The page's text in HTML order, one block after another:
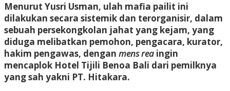
Menurut Yusri Usman, ulah mafia pailit ini
dilakukan secara sistemik dan terorganisir, dalam
sebuah persekongkolan jahat yang kejam, yang
diduga melibatkan pemohon, pengacara, kurator,
hakim pengawas, dengan mens rea ingin
mencaplok Hotel Tijili Benoa Bali dari pemilknya
yang sah yakni PT. Hitakara.